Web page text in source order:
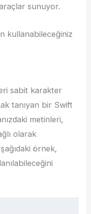
sunuyor.
kullanabileceğiniz
sabit karakter
tanıyan bir Swift
metinleri,
olarak
örnek,